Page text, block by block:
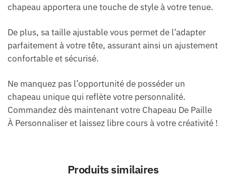
chapeau apportera une touche de style à votre tenue.
De plus, sa taille ajustable vous permet de l’adapter
parfaitement à votre tête, assurant ainsi un ajustement
confortable et sécurisé.
Ne manquez pas l’opportunité de posséder un
chapeau unique qui reflète votre personnalité.
Commandez dès maintenant votre Chapeau De Paille
À Personnaliser et laissez libre cours à votre créativité !
Produits similaires